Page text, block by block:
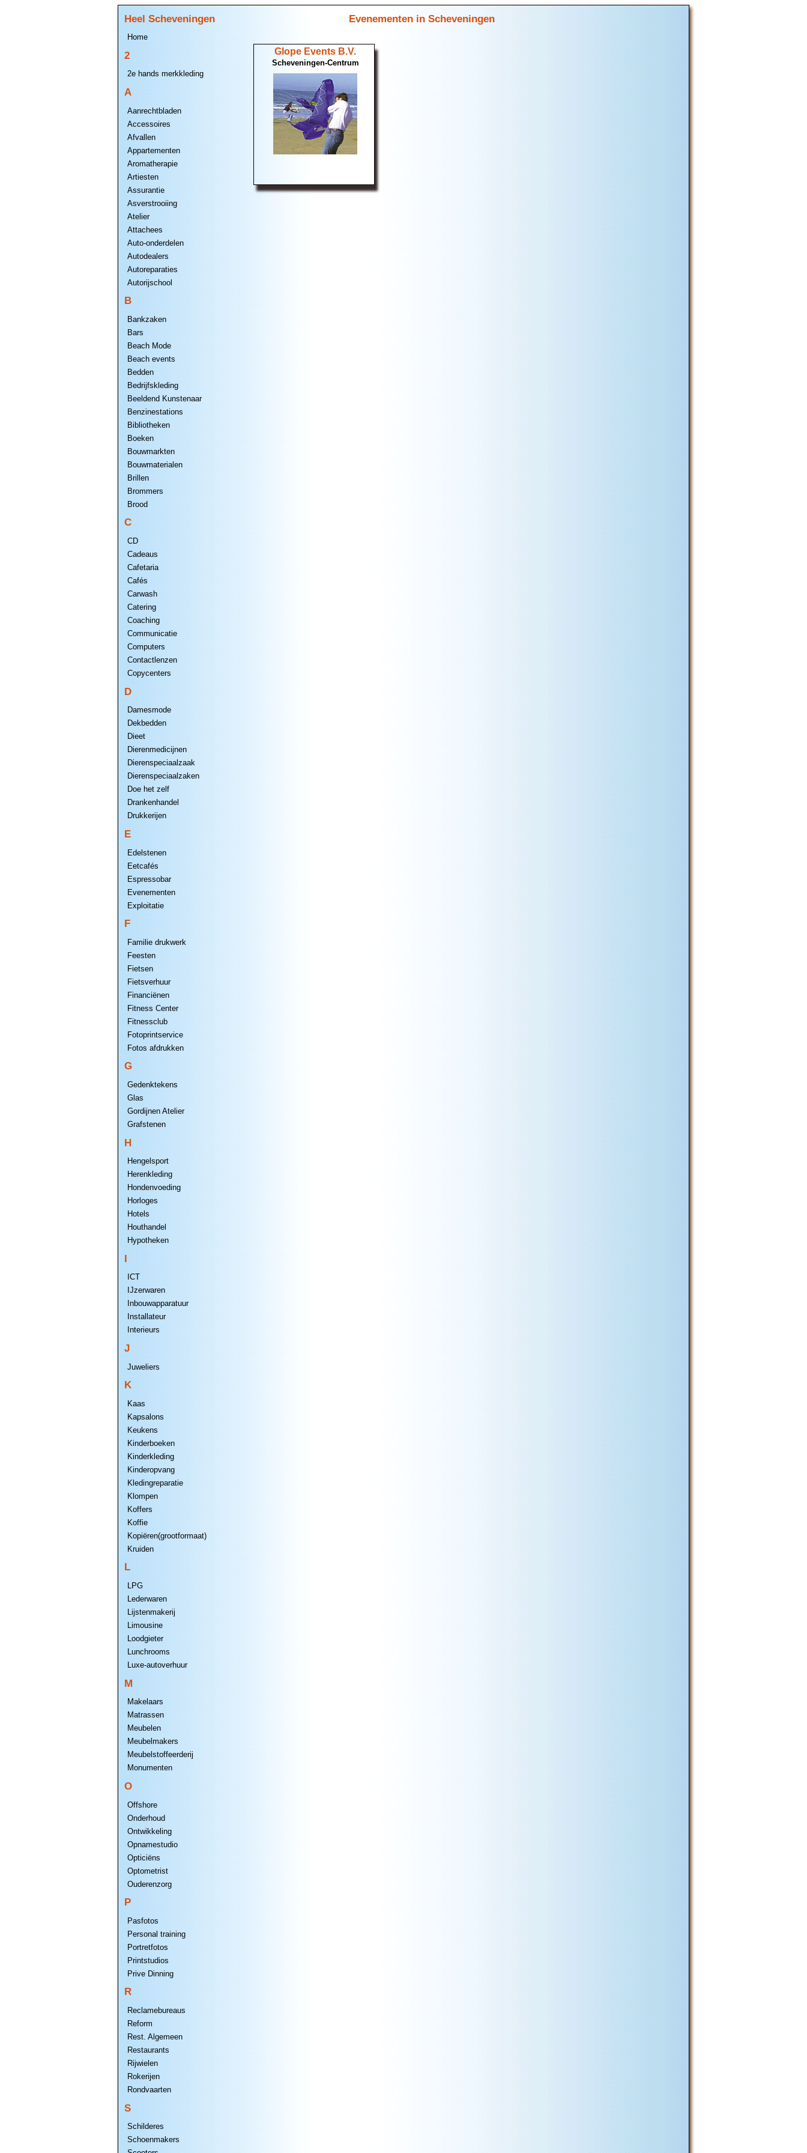
Heel Scheveningen
Home
2
2e hands merkkleding
A
Aanrechtbladen
Accessoires
Afvallen
Appartementen
Aromatherapie
Artiesten
Assurantie
Asverstrooiing
Atelier
Attachees
Auto-onderdelen
Autodealers
Autoreparaties
Autorijschool
B
Bankzaken
Bars
Beach Mode
Beach events
Bedden
Bedrijfskleding
Beeldend Kunstenaar
Benzinestations
Bibliotheken
Boeken
Bouwmarkten
Bouwmaterialen
Brillen
Brommers
Brood
C
CD
Cadeaus
Cafetaria
Cafés
Carwash
Catering
Coaching
Communicatie
Computers
Contactlenzen
Copycenters
D
Damesmode
Dekbedden
Dieet
Dierenmedicijnen
Dierenspeciaalzaak
Dierenspeciaalzaken
Doe het zelf
Drankenhandel
Drukkerijen
E
Edelstenen
Eetcafés
Espressobar
Evenementen
Exploitatie
F
Familie drukwerk
Feesten
Fietsen
Fietsverhuur
Financiënen
Fitness Center
Fitnessclub
Fotoprintservice
Fotos afdrukken
G
Gedenktekens
Glas
Gordijnen Atelier
Grafstenen
H
Hengelsport
Herenkleding
Hondenvoeding
Horloges
Hotels
Houthandel
Hypotheken
I
ICT
IJzerwaren
Inbouwapparatuur
Installateur
Interieurs
J
Juweliers
K
Kaas
Kapsalons
Keukens
Kinderboeken
Kinderkleding
Kinderopvang
Kledingreparatie
Klompen
Koffers
Koffie
Kopiëren(grootformaat)
Kruiden
L
LPG
Lederwaren
Lijstenmakerij
Limousine
Loodgieter
Lunchrooms
Luxe-autoverhuur
M
Makelaars
Matrassen
Meubelen
Meubelmakers
Meubelstoffeerderij
Monumenten
O
Offshore
Onderhoud
Ontwikkeling
Opnamestudio
Opticiëns
Optometrist
Ouderenzorg
P
Pasfotos
Personal training
Portretfotos
Printstudios
Prive Dinning
R
Reclamebureaus
Reform
Rest. Algemeen
Restaurants
Rijwielen
Rokerijen
Rondvaarten
S
Schilderes
Schoenmakers
Evenementen in Scheveningen
Glope Events B.V.
Scheveningen-Centrum